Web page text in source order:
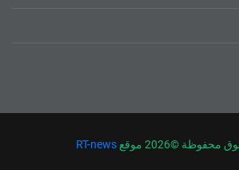
محفوظة ©2026 موقع RT-news